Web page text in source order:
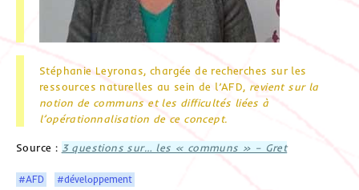
Stéphanie Leyronas, chargée de recherches sur les
ressources naturelles au sein de l’AFD, revient sur la
notion de communs et les difficultés liées à
l’opérationnalisation de ce concept.
Source : 3 questions sur… les « communs » – Gret
#AFD #développement